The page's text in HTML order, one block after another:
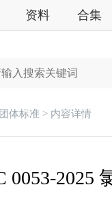
资料 合集
团体标准 > 内容详情